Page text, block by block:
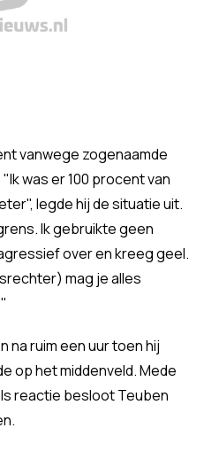
vanwege zogenaamde
was er 100 procent van
legde hij de situatie uit.
Ik gebruikte geen
over en kreeg geel.
mag je alles
na ruim een uur toen hij
op het middenveld. Mede
reactie besloot Teuben